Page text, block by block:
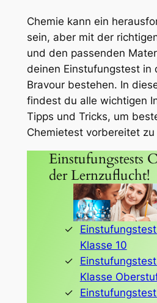
Chemie kann ein
sein, aber mit der
und den passenden
deinen Einstufungstest in
Bravour bestehen. In
findest du alle wichtigen
Tipps und Tricks, um
Chemietest vorbereitet zu
Einstufungstests
der Lernzuflucht!
Klasse 10
Klasse